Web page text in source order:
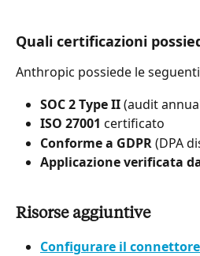
Quali certificazioni
Anthropic possiede le
SOC 2 Type II (audit
ISO 27001 certificato
Conforme a GDPR (DPA
Applicazione verificata
Risorse aggiuntive
Configurare il